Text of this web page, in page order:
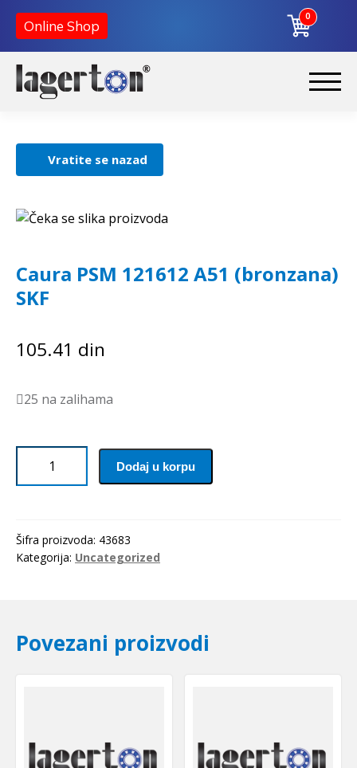
Online Shop
0
Početna
O nama
Kontakt
Vratite se nazad
Caura PSM 121612 A51 (bronzana)
SKF
105.41 din
25 na zalihama
(bronzana)
SKF
Dodaj u korpu
Šifra proizvoda: 43683
Kategorija: Uncategorized
Povezani proizvodi